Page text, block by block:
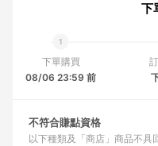
下
下單購買
08/06 23:59 前
不符合賺點資格
以下種類及「商店」商品不具